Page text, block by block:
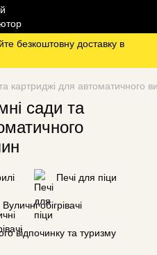
безкоштовну доставку в
картриджі для автоматичного
сади та
Печі для піци
Вуличні обігрівачі
відпочинку та туризму